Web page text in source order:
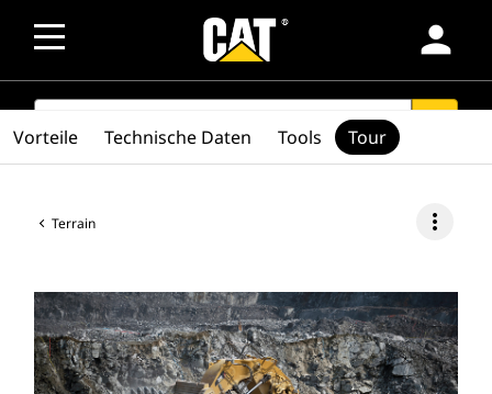
person
SEARCH
Terrain more_vert
Vorteile Technische Daten Tools Tour